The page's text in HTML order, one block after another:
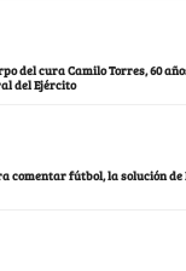
del cura Camilo Torres, 60
del Ejército
comentar fútbol, la solución